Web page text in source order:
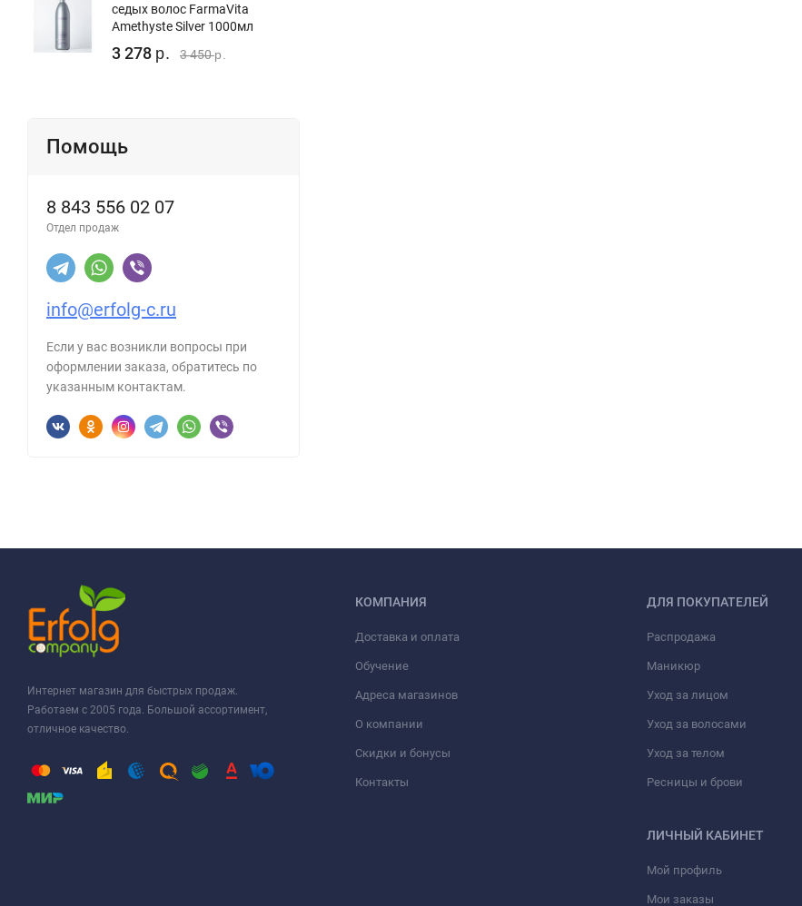
седых волос FarmaVita
Amethyste Silver 1000мл
3 278 р. 3 450р.
Помощь
8 843 556 02 07
Отдел продаж
info@erfolg-c.ru
Если у вас возникли вопросы при
оформлении заказа, обратитесь по
указанным контактам.
Интернет магазин для быстрых продаж.
Работаем с 2005 года. Большой ассортимент,
отличное качество.
КОМПАНИЯ
Доставка и оплата
Обучение
Адреса магазинов
О компании
Скидки и бонусы
Контакты
ДЛЯ ПОКУПАТЕЛЕЙ
Распродажа
Маникюр
Уход за лицом
Уход за волосами
Уход за телом
Ресницы и брови
ЛИЧНЫЙ КАБИНЕТ
Мой профиль
Мои заказы